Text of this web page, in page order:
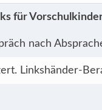
für
nach
Linkshänder-